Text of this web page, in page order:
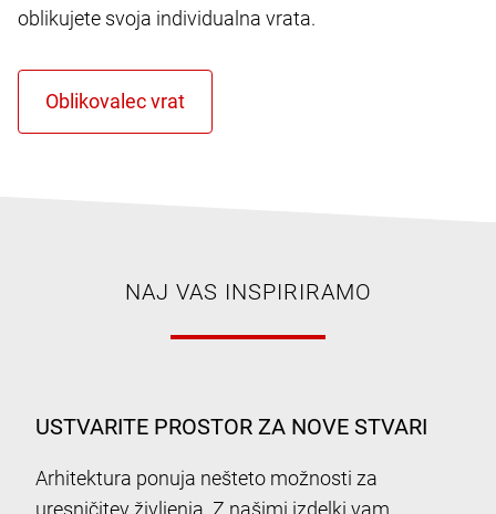
oblikujete svoja individualna vrata.
NAJ VAS INSPIRIRAMO
USTVARITE PROSTOR ZA NOVE STVARI
Arhitektura ponuja nešteto možnosti za
uresničitev življenja. Z našimi izdelki vam